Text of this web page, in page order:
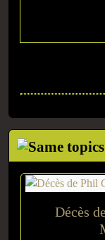
Décès